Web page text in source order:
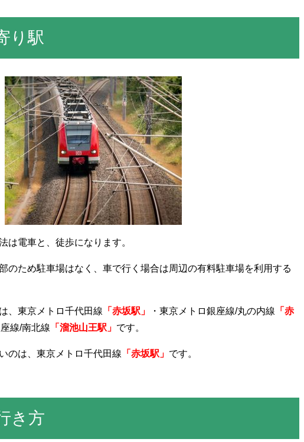
り駅
は電車と、徒歩になります。
のため駐車場はなく、車で行く場合は周辺の有料駐車場を利用する
、東京メトロ千代田線 「赤坂駅」 ・東京メトロ銀座線/丸の内線 「赤
線/南北線 「溜池山王駅」 です。
のは、東京メトロ千代田線 「赤坂駅」 です。
き方